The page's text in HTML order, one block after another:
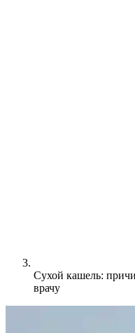
Сухой кашель:
врачу